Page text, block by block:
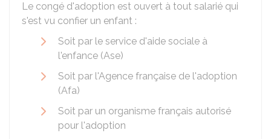
Le congé d'adoption est ouvert à tout salarié qui
s'est vu confier un enfant :
Soit par le service d'aide sociale à
l'enfance (Ase)
Soit par l'Agence française de l'adoption
(Afa)
Soit par un organisme français autorisé
pour l'adoption